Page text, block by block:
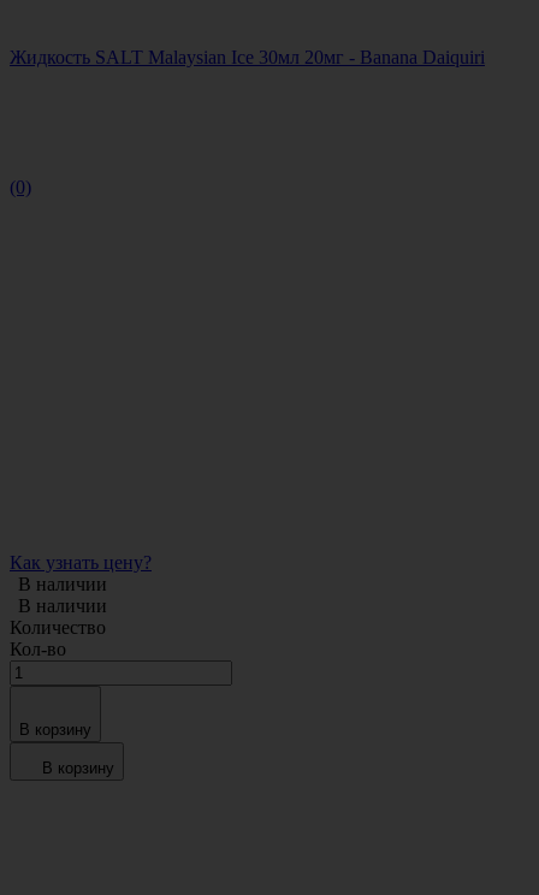
Жидкость SALT Malaysian Ice 30мл 20мг - Banana Daiquiri
(0)
Как узнать цену?
В наличии
В наличии
Количество
Кол-во
В корзину
В корзину